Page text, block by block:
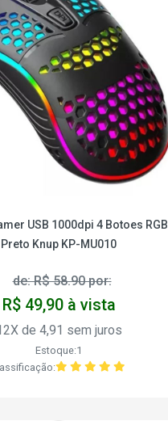
USB 1000dpi 4 Botoes RGB
Preto Knup KP-MU010
de: R$ 58.90 por:
R$ 49,90 à vista
de 4,91 sem juros
Estoque:1